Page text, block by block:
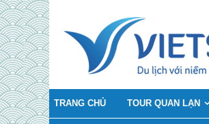
TRANG CHỦ TOUR QUAN LẠN